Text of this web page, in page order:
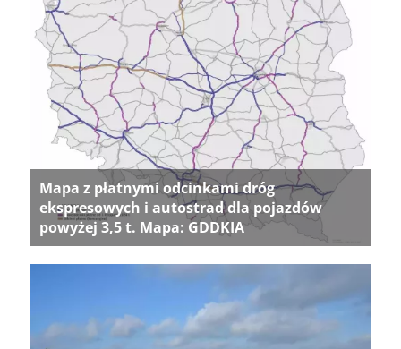
Mapa z płatnymi odcinkami dróg
ekspresowych i autostrad dla pojazdów
powyżej 3,5 t. Mapa: GDDKIA